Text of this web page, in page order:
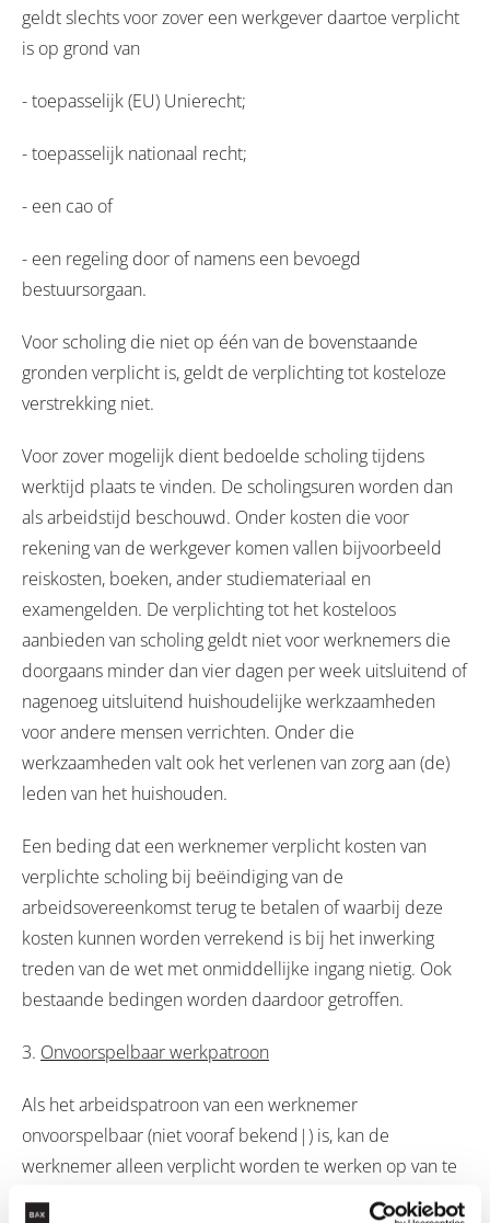
geldt slechts voor zover een werkgever daartoe verplicht
is op grond van
- toepasselijk (EU) Unierecht;
- toepasselijk nationaal recht;
- een cao of
- een regeling door of namens een bevoegd
bestuursorgaan.
Voor scholing die niet op één van de bovenstaande
gronden verplicht is, geldt de verplichting tot kosteloze
verstrekking niet.
Voor zover mogelijk dient bedoelde scholing tijdens
werktijd plaats te vinden. De scholingsuren worden dan
als arbeidstijd beschouwd. Onder kosten die voor
rekening van de werkgever komen vallen bijvoorbeeld
reiskosten, boeken, ander studiemateriaal en
examengelden. De verplichting tot het kosteloos
aanbieden van scholing geldt niet voor werknemers die
doorgaans minder dan vier dagen per week uitsluitend of
nagenoeg uitsluitend huishoudelijke werkzaamheden
voor andere mensen verrichten. Onder die
werkzaamheden valt ook het verlenen van zorg aan (de)
leden van het huishouden.
Een beding dat een werknemer verplicht kosten van
verplichte scholing bij beëindiging van de
arbeidsovereenkomst terug te betalen of waarbij deze
kosten kunnen worden verrekend is bij het inwerking
treden van de wet met onmiddellijke ingang nietig. Ook
bestaande bedingen worden daardoor getroffen.
3. Onvoorspelbaar werkpatroon
Als het arbeidspatroon van een werknemer
onvoorspelbaar (niet vooraf bekend|) is, kan de
werknemer alleen verplicht worden te werken op van te
voren overeengekomen referentiedagen en -uren. Een